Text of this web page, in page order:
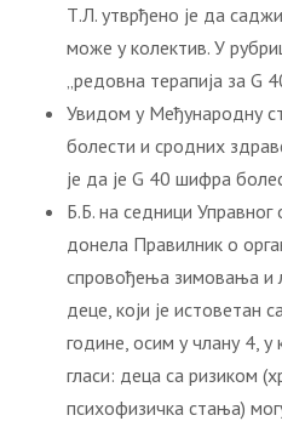
Т.Л. утврђено је да
може у колектив. У
„редовна терапија за G
Увидом у Међународну
болести и сродних
је да је G 40 шифра
Б.Б. на седници
донела Правилник о
спровођења зимовања и
деце, који је истоветан
године, осим у члану 4, у
гласи: деца са ризиком
психофизичка стања)